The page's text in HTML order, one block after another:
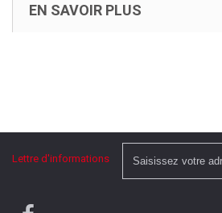
EN SAVOIR PLUS
Lettre d'informations